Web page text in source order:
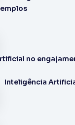
no
Inteligência